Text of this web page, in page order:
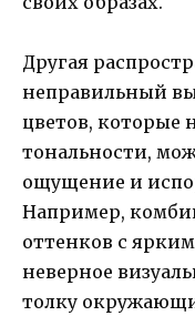
Другая
неправильный
цветов, которые
тональности,
ощущение и
Например,
оттенков с
неверное
толку